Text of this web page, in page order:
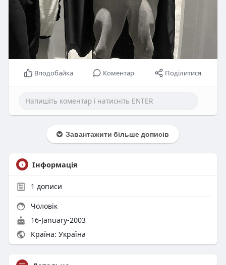
Вподобайка Коментар Поділитися
Завантажити більше дописів
Інформація
1 дописи
Чоловік
16-January-2003
Країна: Україна